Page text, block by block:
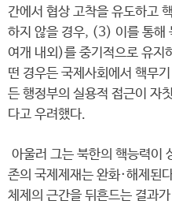
간에서 협상 고착을 유도하고
하지 않을 경우, (3) 이를 통해
여개 내외)를 중기적으로 유지
떤 경우든 국제사회에서 핵무
든 행정부의 실용적 접근이 자
다고 우려했다.
아울러 그는 북한의 핵능력이
존의 국제제재는 완화·해제된
체제의 근간을 뒤흔드는 결과